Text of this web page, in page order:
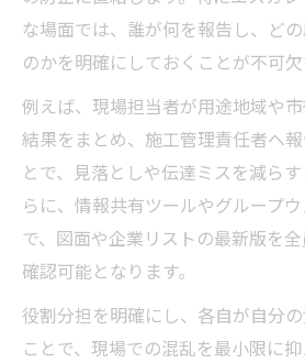
な場面では、誰が何を報告し、ど
のかを明確にしておくことが不可欠
例えば、現場担当者が用途地域や
結果をまとめ、施工管理責任者へ
とで、見落としや伝達ミスを減ら
らに、情報共有ツールやグループ
で、図面や企業リストの最新版を
確認可能となります。
役割分担を明確にし、各自が自分
ことで、現場での混乱を最小限に